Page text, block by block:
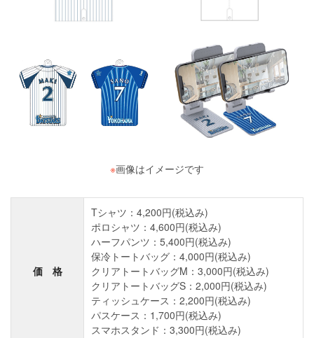
※画像はイメージです
価 格
Tシャツ：4,200円(税込み)
ポロシャツ：4,600円(税込み)
ハーフパンツ：5,400円(税込み)
保冷トートバッグ：4,000円(税込み)
クリアトートバッグM：3,000円(税込み)
クリアトートバッグS：2,000円(税込み)
ティッシュケース：2,200円(税込み)
パスケース：1,700円(税込み)
スマホスタンド：3,300円(税込み)